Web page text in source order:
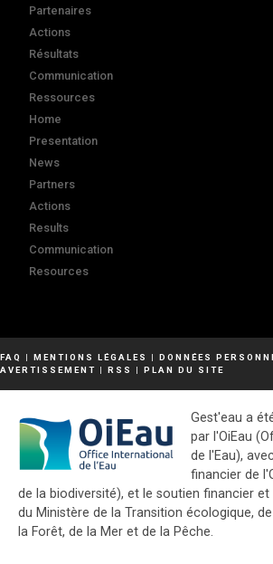
Partenaires
Actions
Résultats
Communication
Ressources
Home
Presentation
News
Partners
Actions
Results
Communication
Resources
FAQ | MENTIONS LÉGALES | DONNÉES
AVERTISSEMENT | RSS | PLAN DU SITE
Gest'eau a
par l'OiEau
de l'Eau),
financier de
de la biodiversité), et le soutien financier
du Ministère de la Transition écologique,
la Forêt, de la Mer et de la Pêche.